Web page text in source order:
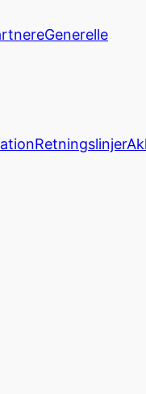
Generelle
Retningslinjer